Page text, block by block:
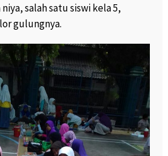
salah satu siswi kela 5,
gulungnya.